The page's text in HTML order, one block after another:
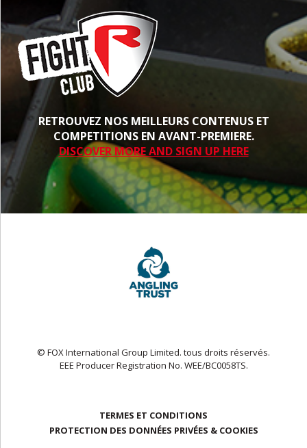
RETROUVEZ NOS MEILLEURS CONTENUS ET
COMPETITIONS EN AVANT-PREMIERE.
DISCOVER MORE AND SIGN UP HERE
© FOX International Group Limited. tous droits réservés.
EEE Producer Registration No. WEE/BC0058TS.
TERMES ET CONDITIONS
PROTECTION DES DONNÉES PRIVÉES & COOKIES